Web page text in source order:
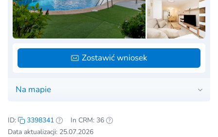
Na mapie
Zostawić wniosek
ID: 3398341
In CRM: 36
Data aktualizacji: 25.07.2026